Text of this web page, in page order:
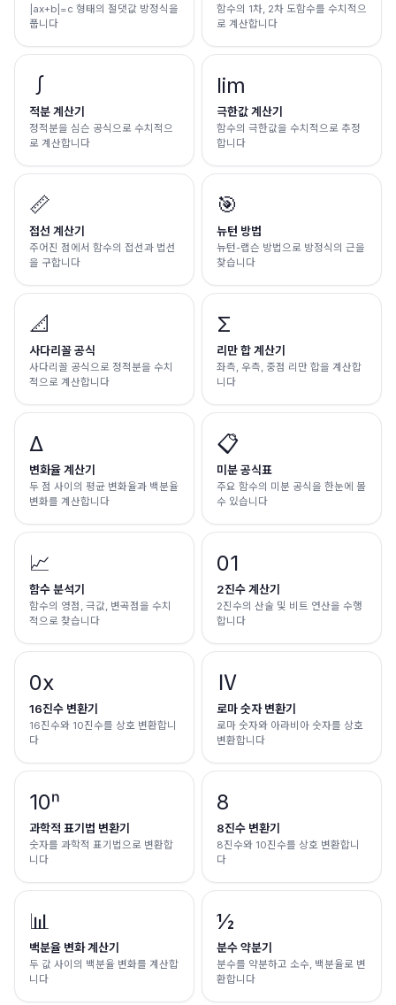
|ax+b|=c 형태의 절댓값 방정식을
풉니다
함수의 1차, 2차 도함수를 수치적으
로 계산합니다
∫
적분 계산기
정적분을 심슨 공식으로 수치적으
로 계산합니다
lim
극한값 계산기
함수의 극한값을 수치적으로 추정
합니다
📏
접선 계산기
주어진 점에서 함수의 접선과 법선
을 구합니다
🎯
뉴턴 방법
뉴턴-랩슨 방법으로 방정식의 근을
찾습니다
📐
사다리꼴 공식
사다리꼴 공식으로 정적분을 수치
적으로 계산합니다
Σ
리만 합 계산기
좌측, 우측, 중점 리만 합을 계산합
니다
Δ
변화율 계산기
두 점 사이의 평균 변화율과 백분율
변화를 계산합니다
📋
미분 공식표
주요 함수의 미분 공식을 한눈에 볼
수 있습니다
📈
함수 분석기
함수의 영점, 극값, 변곡점을 수치
적으로 찾습니다
01
2진수 계산기
2진수의 산술 및 비트 연산을 수행
합니다
0x
16진수 변환기
16진수와 10진수를 상호 변환합니
다
Ⅳ
로마 숫자 변환기
로마 숫자와 아라비아 숫자를 상호
변환합니다
10ⁿ
과학적 표기법 변환기
숫자를 과학적 표기법으로 변환합
니다
8
8진수 변환기
8진수와 10진수를 상호 변환합니
다
📊
백분율 변화 계산기
두 값 사이의 백분율 변화를 계산합
니다
½
분수 약분기
분수를 약분하고 소수, 백분율로 변
환합니다